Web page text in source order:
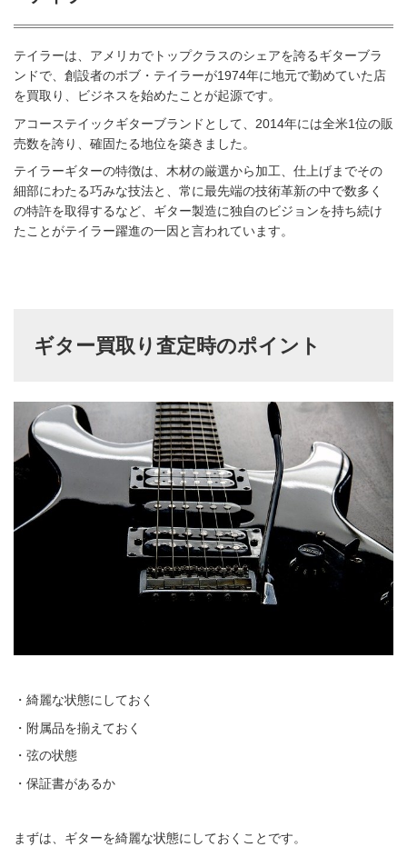
テイラーは、アメリカでトップクラスのシェアを誇るギターブラ
ンドで、創設者のボブ・テイラーが1974年に地元で勤めていた店
を買取り、ビジネスを始めたことが起源です。
アコーステイックギターブランドとして、2014年には全米1位の販
売数を誇り、確固たる地位を築きました。
テイラーギターの特徴は、木材の厳選から加工、仕上げまでその
細部にわたる巧みな技法と、常に最先端の技術革新の中で数多く
の特許を取得するなど、ギター製造に独自のビジョンを持ち続け
たことがテイラー躍進の一因と言われています。
ギター買取り査定時のポイント
・綺麗な状態にしておく
・附属品を揃えておく
・弦の状態
・保証書があるか
まずは、ギターを綺麗な状態にしておくことです。